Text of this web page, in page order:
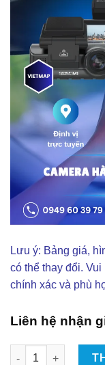
Lưu ý: Bảng giá,
có thể thay đổi.
chính xác và phù
Liên hệ nhận
Lắp Đặt Camera